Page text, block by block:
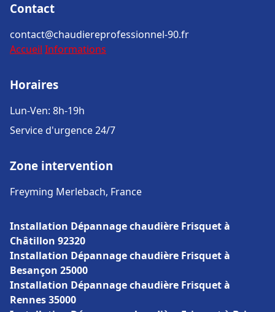
Contact
contact@chaudiereprofessionnel-90.fr
Accueil Informations
Horaires
Lun-Ven: 8h-19h
Service d'urgence 24/7
Zone intervention
Freyming Merlebach, France
Installation Dépannage chaudière Frisquet à
Châtillon 92320
Installation Dépannage chaudière Frisquet à
Besançon 25000
Installation Dépannage chaudière Frisquet à
Rennes 35000